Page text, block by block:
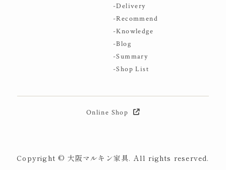
-Delivery
-Recommend
-Knowledge
-Blog
-Summary
-Shop List
Online Shop
Copyright © 大阪マルキン家具. All rights reserved.